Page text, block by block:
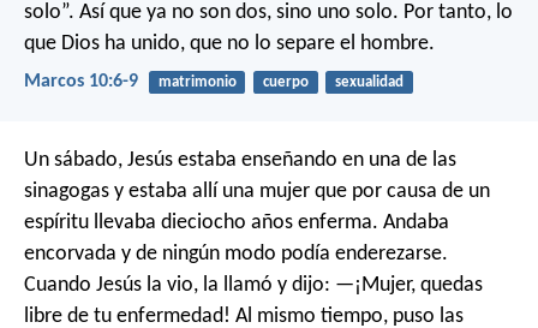
solo”. Así que ya no son dos, sino uno solo. Por tanto, lo
que Dios ha unido, que no lo separe el hombre.
Marcos 10:6-9 matrimonio cuerpo sexualidad
Un sábado, Jesús estaba enseñando en una de las
sinagogas y estaba allí una mujer que por causa de un
espíritu llevaba dieciocho años enferma. Andaba
encorvada y de ningún modo podía enderezarse.
Cuando Jesús la vio, la llamó y dijo: —¡Mujer, quedas
libre de tu enfermedad! Al mismo tiempo, puso las